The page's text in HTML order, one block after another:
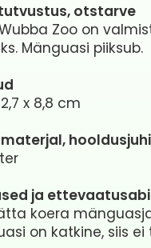
otstarve
Wubba Zoo on
Mänguasi piiksub.
x 8,8 cm
ja
koera
on katkine, siis